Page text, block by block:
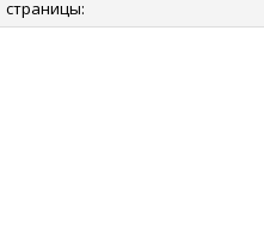
страницы: